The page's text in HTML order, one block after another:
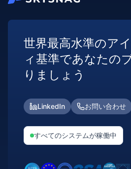
世界最高水準のア
ィ基準であなたの
りましょう
LinkedIn お問い合わせ
すべてのシステムが稼働中